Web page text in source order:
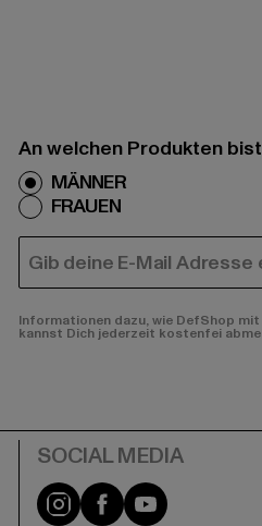
An welchen Produkten
MÄNNER
FRAUEN
E-MAIL
Informationen dazu, wie DefShop
kannst Dich jederzeit kostenfei
Instagram
FacebookYouTube